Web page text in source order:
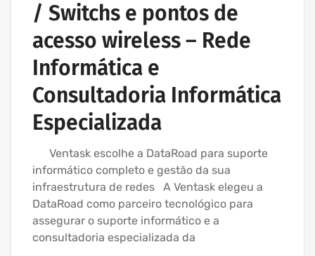
/ Switchs e pontos de
acesso wireless – Rede
Informática e
Consultadoria Informática
Especializada
Ventask escolhe a DataRoad para suporte
informático completo e gestão da sua
infraestrutura de redes A Ventask elegeu a
DataRoad como parceiro tecnológico para
assegurar o suporte informático e a
consultadoria especializada da